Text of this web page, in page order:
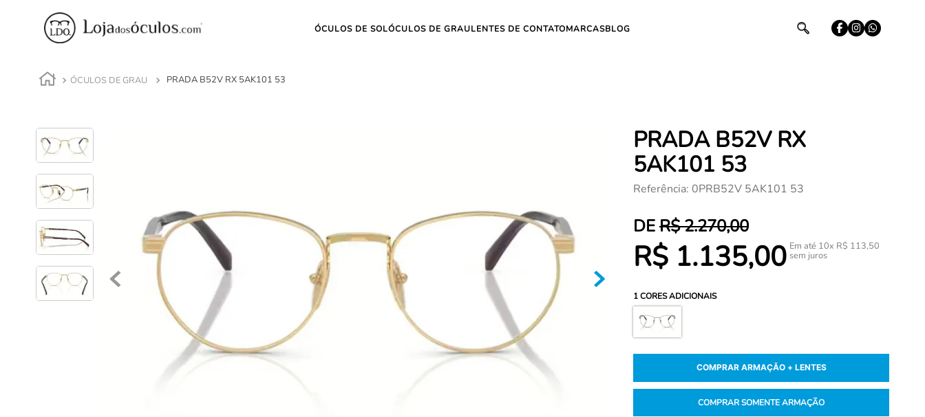
ÓCULOS DE SOLÓCULOS DE GRAULENTES DE CONTATOMARCASBLOG
ÓCULOS DE GRAU PRADA B52V RX 5AK101 53
PRADA B52V RX
5AK101 53
Referência: 0PRB52V 5AK101 53
R$2.270,00
R$ 1.135,00 Em até 10x R$ 113,50
sem juros
1CORES ADICIONAIS
COMPRAR ARMAÇÃO + LENTES
COMPRAR SOMENTE ARMAÇÃO